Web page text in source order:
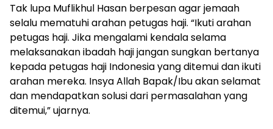
Tak lupa Muflikhul Hasan berpesan agar jemaah
selalu mematuhi arahan petugas haji. “Ikuti arahan
petugas haji. Jika mengalami kendala selama
melaksanakan ibadah haji jangan sungkan bertanya
kepada petugas haji Indonesia yang ditemui dan ikuti
arahan mereka. Insya Allah Bapak/Ibu akan selamat
dan mendapatkan solusi dari permasalahan yang
ditemui,” ujarnya.